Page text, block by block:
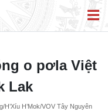
o pơla Việt
Lak
H’Xíu H’Mok/VOV Tây Nguyên